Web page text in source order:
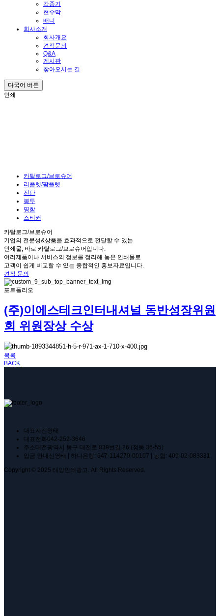
각종기
현수막
배너
회사소개
회사개요
견적문의
Q&A
게시판
찾아오시는 길
다국어 버튼
인쇄
카탈로그/브로슈어
리플렛/팜플렛
전단
봉투
명함
스티커
카탈로그/브로슈어
기업의 전문성&상품을 효과적으로 전달할 수 있는
인쇄물, 바로 카탈로그/브로슈어입니다.
여러제품이나 서비스의 정보를 정리해 놓은 인쇄물로
고객이 쉽게 비교할 수 있는 종합적인 홍보자료입니다.
견적 문의
포트폴리오
(주)이에스테크인터내셔널 동반성장위원
회 위원장상 수상
목록
BACK
대표자 신영태
대표전화042-252-3646
주소대전광역시 동구 대전로 839번길 26 (정동 36-55)
입금 안내 신영태 | 하나은행: 647-114270-00107 | 농협: 409-02-083331
Copyright © 2025 태양인쇄광고. All Rights Reserved.